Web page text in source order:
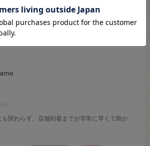
ジ
ったです
関わらず、店舗到着までが非常に早くて助か